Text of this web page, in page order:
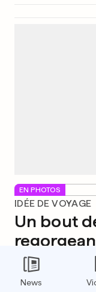
EN PHOTOS
IDÉE DE VOYAGE
Un bout
2
News